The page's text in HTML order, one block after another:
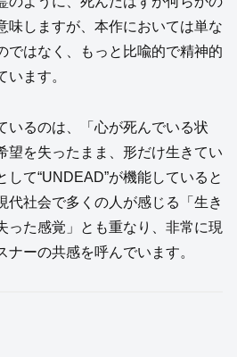
味しますが、本作においては単な
ではなく、もっと比喩的で精神的
います。
いるのは、「心が死んでいる状
望を失ったまま、形だけ生きてい
して“UNDEAD”が機能していると
代社会で多くの人が感じる「生き
った感覚」とも重なり、非常に現
ーの共感を呼んでいます。